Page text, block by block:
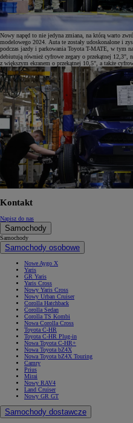
Nowy napęd to nie jedyna zmiana, na którą warto
modelowego 2024. Auta te zostały udoskonalone i
podczas jazdy i parkowania Toyota T-MATE, w tym
debiutują również cyfrowe zegary o przekątnej
z większym ekranem o przekątnej 10,5", a także
Kontakt
Napisz do nas
Samochody
Samochody
Samochody osobowe
Nowe Aygo X
Yaris
GR Yaris
Yaris Cross
Nowy Yaris Cross
Nowy Urban Cruiser
Corolla Hatchback
Corolla Sedan
Corolla TS Kombi
Nowa Corolla Cross
Toyota C-HR
Toyota C-HR Plug-in
Nowa Toyota C-HR+
Nowa Toyota bZ4X
Nowa Toyota bZ4X Touring
Camry
Prius
Mirai
Nowy RAV4
Land Cruiser
Nowy GR GT
Samochody dostawcze